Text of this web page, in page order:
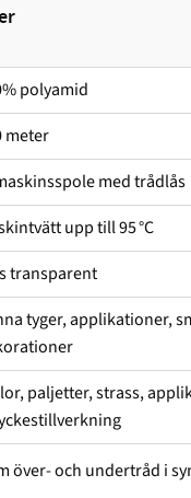
polyamid
meter
med trådlås
upp till 95 °C
transparent
tyger, applikationer,
paljetter, strass,
över- och undertråd i